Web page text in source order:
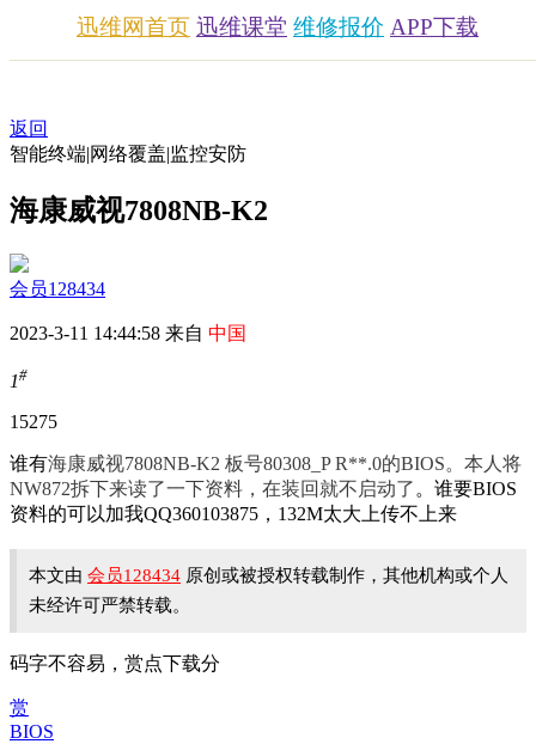
迅维网首页 迅维课堂 维修报价 APP下载
返回
智能终端|网络覆盖|监控安防
海康威视7808NB-K2
会员128434
2023-3-11 14:44:58 来自 中国
1#
15275
谁有海康威视7808NB-K2 板号80308_P R**.0的BIOS。本人将
NW872拆下来读了一下资料，在装回就不启动了 。谁要BIOS
资料的可以加我QQ360103875，132M太大上传不上来
本文由 会员128434 原创或被授权转载制作，其他机构或个人
未经许可严禁转载。
码字不容易，赏点下载分
赏
BIOS